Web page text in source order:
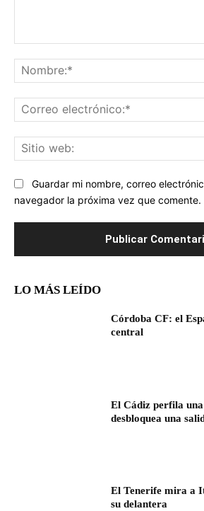
Guardar mi nombre, correo
navegador la próxima vez que comente.
LO MÁS LEÍDO
Córdoba CF: el
central
El Cádiz perfila
desbloquea una
El Tenerife mira a
su delantera